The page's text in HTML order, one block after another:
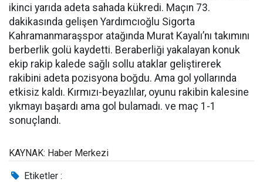
ikinci yarıda adeta sahada kükredi. Maçın 73.
dakikasında gelişen Yardımcıoğlu Sigorta
Kahramanmaraşspor atağında Murat Kayalı’nı takımını
berberlik golü kaydetti. Beraberliği yakalayan konuk
ekip rakip kalede sağlı sollu ataklar geliştirerek
rakibini adeta pozisyona boğdu. Ama gol yollarında
etkisiz kaldı. Kırmızı-beyazlılar, oyunu rakibin kalesine
yıkmayı başardı ama gol bulamadı. ve maç 1-1
sonuçlandı.
KAYNAK: Haber Merkezi
Etiketler :